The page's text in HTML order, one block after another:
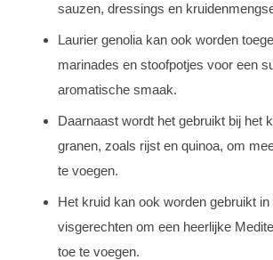
sauzen, dressings en
Laurier genolia kan ook worden
marinades en stoofpotjes voor een
aromatische smaak.
Daarnaast wordt het gebruikt bij het
granen, zoals rijst en quinoa, om
te voegen.
Het kruid kan ook worden gebruikt
visgerechten om een heerlijke
toe te voegen.